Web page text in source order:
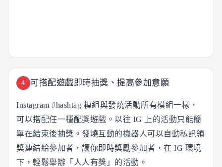
4 可搭配遊戲即時抽獎、提高參加意願
Instagram #hashtag 模組與發燒活動所有模組一樣，
可以搭配任一種配獎遊戲。以往 IG 上的活動只能簡
單在結束後抽獎。發燒互動的機器人可以自動私訊領
獎連結給參加者，讓你即時獎勵參加者，在 IG 環境
下，輕鬆舉辦「人人有獎」的活動。